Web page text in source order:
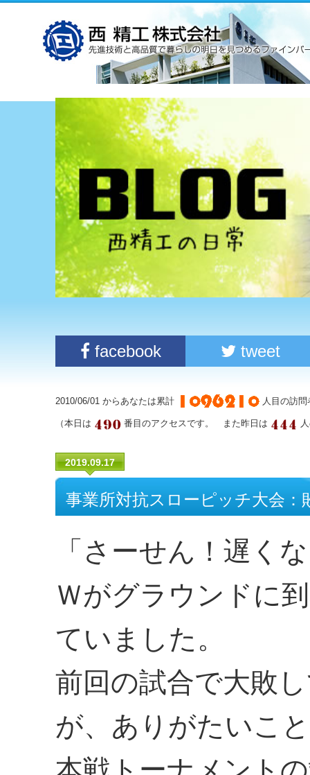
facebook tweet
2010/06/01 からあなたは累計 人目の訪
（本日は 番目のアクセスです。 また昨日は
2019.09.17
事業所対抗スローピッチ大会：
「さーせん！遅く
Ｗがグラウンドに
ていました。
前回の試合で大敗
が、ありがたいこ